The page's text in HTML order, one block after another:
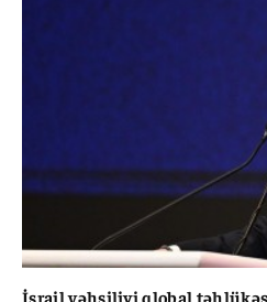
İsrail vəhşiliyi qlobal